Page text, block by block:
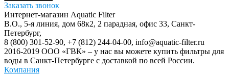
Заказать звонок
Интернет-магазин Aquatic Filter
В.О., 5-я линия, дом 68к2, 2 парадная, офис 33, Санкт-
Петербург,
8 (800) 301-52-90, +7 (812) 244-04-00, info@aquatic-filter.ru
2016-2019 ООО «ГВК» – у нас вы можете купить фильтры для
воды в Санкт-Петербурге с доставкой по всей России.
Компания